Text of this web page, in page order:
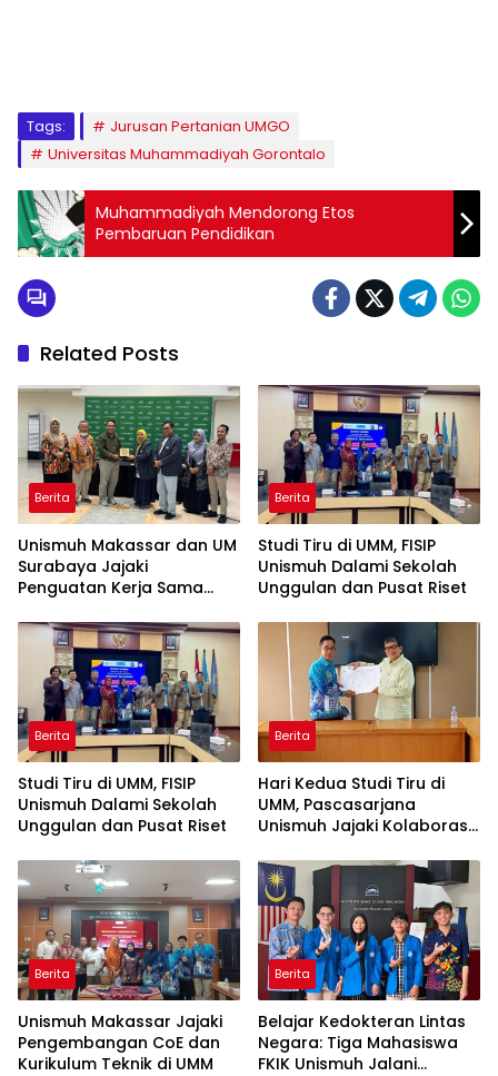
Tags:
Jurusan Pertanian UMGO
Universitas Muhammadiyah Gorontalo
Muhammadiyah Mendorong Etos
Pembaruan Pendidikan
Related Posts
Berita
Unismuh Makassar dan UM
Surabaya Jajaki
Penguatan Kerja Sama
Tiru
Berita
Studi Tiru di UMM, FISIP
Unismuh Dalami Sekolah
Unggulan dan Pusat Riset
Berita
Studi Tiru di UMM, FISIP
Unismuh Dalami Sekolah
Unggulan dan Pusat Riset
Berita
Hari Kedua Studi Tiru di
UMM, Pascasarjana
Unismuh Jajaki Kolaborasi
Berita
Unismuh Makassar Jajaki
Pengembangan CoE dan
Kurikulum Teknik di UMM
Berita
Belajar Kedokteran Lintas
Negara: Tiga Mahasiswa
FKIK Unismuh Jalani